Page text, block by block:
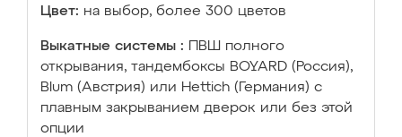
Цвет: на выбор, более 300 цветов
Выкатные системы :
ПВШ полного
открывания, тандембоксы BOYARD (Россия),
Blum (Австрия) или Hettich (Германия) с
плавным закрыванием дверок или без этой
опции